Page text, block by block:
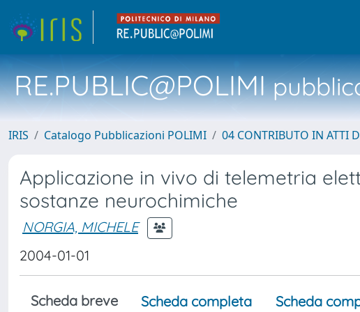
RE.PUBLIC@POLIMI
IRIS Catalogo Pubblicazioni POLIMI 04 CONTRIBUTO IN ATTI
Applicazione in vivo di telemetria
sostanze neurochimiche
NORGIA, MICHELE
2004-01-01
Scheda breve Scheda completa Scheda